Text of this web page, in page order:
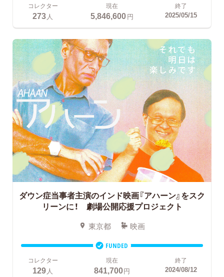
コレクター
273 人
現在
5,846,600円
終了
2025/05/15
ダウン症当事者主演のインド映画『アハーン』をスク
リーンに！ 劇場公開応援プロジェクト
東京都 映画
FUNDED
コレクター
129人
現在
841,700円
終了
2024/08/12